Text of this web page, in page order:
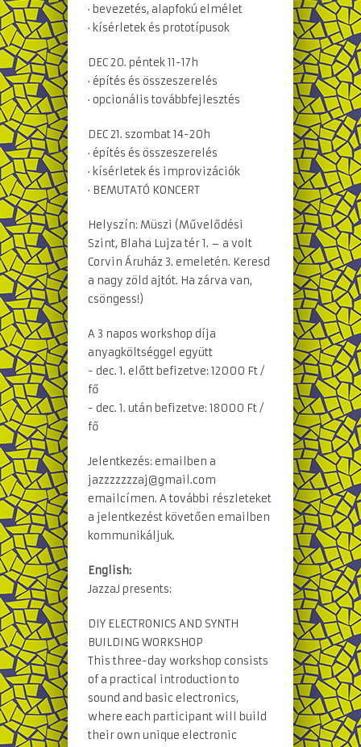
· bevezetés, alapfokú elmélet
· kísérletek és prototípusok
DEC 20. péntek 11-17h
· építés és összeszerelés
· opcionális továbbfejlesztés
DEC 21. szombat 14-20h
· építés és összeszerelés
· kísérletek és improvizációk
· BEMUTATÓ KONCERT
Helyszín: Müszi (Művelődési
Szint, Blaha Lujza tér 1. – a volt
Corvin Áruház 3. emeletén. Keresd
a nagy zöld ajtót. Ha zárva van,
csöngess!)
A 3 napos workshop díja
anyagköltséggel együtt
- dec. 1. előtt befizetve: 12000 Ft /
fő
- dec. 1. után befizetve: 18000 Ft /
fő
Jelentkezés: emailben a
jazzzzzzzaj@gmail.com
emailcímen. A további részleteket
a jelentkezést követően emailben
kommunikáljuk.
English:
JazzaJ presents:
DIY ELECTRONICS AND SYNTH
BUILDING WORKSHOP
This three-day workshop consists
of a practical introduction to
sound and basic electronics,
where each participant will build
their own unique electronic